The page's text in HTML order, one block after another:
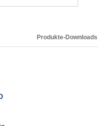
Produkte-Downloads